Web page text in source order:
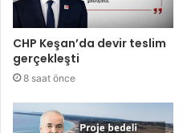
CHP Keşan’da devir teslim
gerçekleşti
8 saat önce